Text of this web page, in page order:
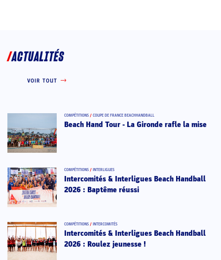
ACTUALITÉS
VOIR TOUT
COMPÉTITIONS / COUPE DE FRANCE BEACHHANDBALL
Beach Hand Tour - La Gironde rafle la mise
COMPÉTITIONS / INTERLIGUES
Intercomités & Interligues Beach Handball
2026 : Baptême réussi
COMPÉTITIONS / INTERCOMITÉS
Intercomités & Interligues Beach Handball
2026 : Roulez jeunesse !